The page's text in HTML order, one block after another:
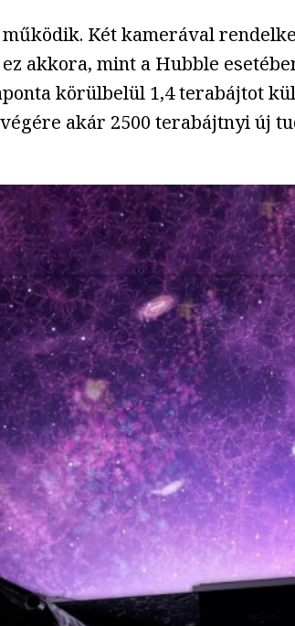
Két kamerával
akkora, mint a Hubble
körülbelül 1,4 terabájtot
akár 2500 terabájtnyi új